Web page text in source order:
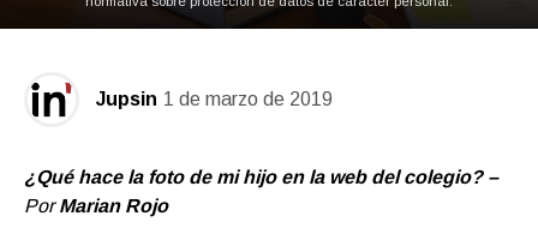
Jupsin 1 de marzo de 2019
¿Qué hace la foto de mi hijo en la web del colegio? –
PorMarian Rojo